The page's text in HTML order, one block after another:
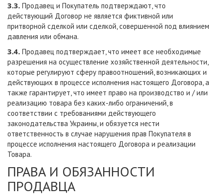
3.3. Продавец и Покупатель подтверждают, что
действующий Договор не является фиктивной или
притворной сделкой или сделкой, совершенной под влиянием
давления или обмана.
3.4. Продавец подтверждает, что имеет все необходимые
разрешения на осуществление хозяйственной деятельности,
которые регулируют сферу правоотношений, возникающих и
действующих в процессе исполнения настоящего Договора, а
также гарантирует, что имеет право на производство и / или
реализацию товара без каких-либо ограничений, в
соответствии с требованиями действующего
законодательства Украины, и обязуется нести
ответственность в случае нарушения прав Покупателя в
процессе исполнения настоящего Договора и реализации
Товара.
ПРАВА И ОБЯЗАННОСТИ
ПРОДАВЦА